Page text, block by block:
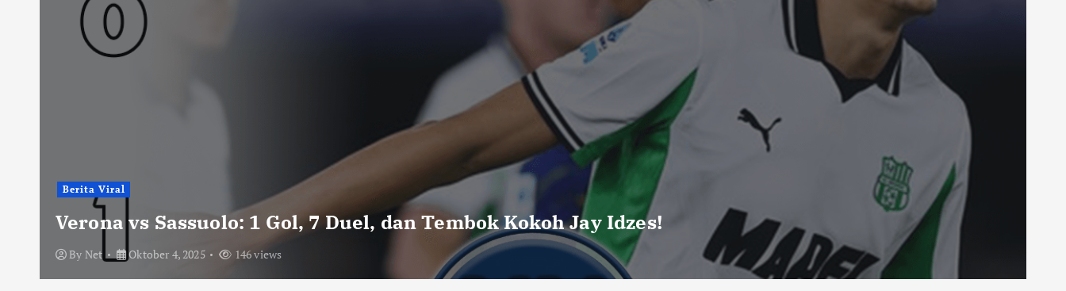
Berita Viral
Verona vs Sassuolo: 1 Gol, 7 Duel, dan Tembok Kokoh Jay Idzes!
By Net Oktober 4, 2025 146 views